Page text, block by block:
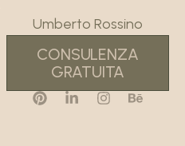
Umberto Rossino
CONSULENZA
GRATUITA